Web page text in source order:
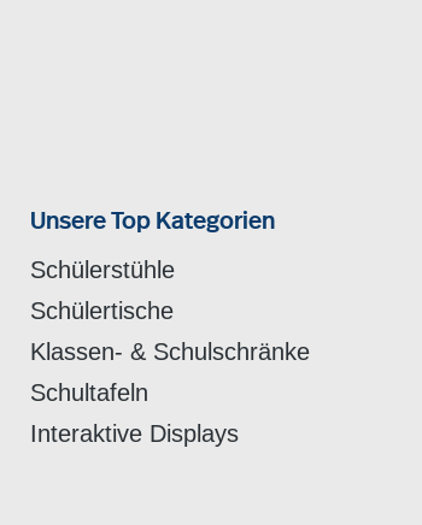
Unsere Top Kategorien
Schülerstühle
Schülertische
Klassen- & Schulschränke
Schultafeln
Interaktive Displays